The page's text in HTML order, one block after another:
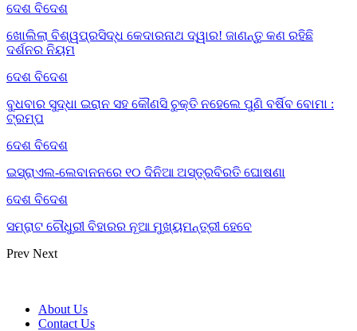
ଦେଶ ବିଦେଶ
ଖୋଲିଲା ବିଶ୍ୱପ୍ରସିଦ୍ଧ କେଦାରନାଥ ଦ୍ୱାର! ଜାଣନ୍ତୁ କଣ ରହିଛି
ଦର୍ଶନର ନିୟମ
ଦେଶ ବିଦେଶ
ବୁଧବାର ସୁଦ୍ଧା ଇରାନ ସହ କୌଣସି ଚୁକ୍ତି ନହେଲେ ପୁଣି ବର୍ଷିବ ବୋମା :
ଟ୍ରମ୍ପ
ଦେଶ ବିଦେଶ
ଇସ୍ରାଏଲ-ଲେବାନନରେ ୧୦ ଦିନିଆ ଅସ୍ତ୍ରବିରତି ଘୋଷଣା
ଦେଶ ବିଦେଶ
ସମ୍ରାଟ ଚୌଧୁରୀ ବିହାରର ନୂଆ ମୁଖ୍ୟମନ୍ତ୍ରୀ ହେବେ
Prev Next
About Us
Contact Us